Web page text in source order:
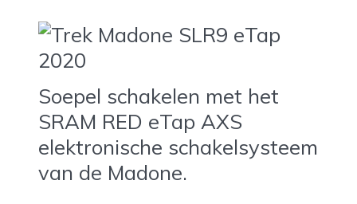
Soepel schakelen met het
SRAM RED eTap AXS
elektronische schakelsysteem
van de Madone.